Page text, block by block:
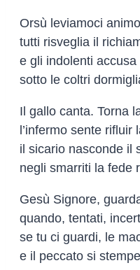
Orsù leviamoci
tutti risveglia il
e gli indolenti
sotto le coltri
Il gallo canta. Torna
l’infermo sente rifluir
il sicario nasconde il
negli smarriti la fede
Gesù Signore,
quando, tentati,
se tu ci guardi, le
e il peccato si